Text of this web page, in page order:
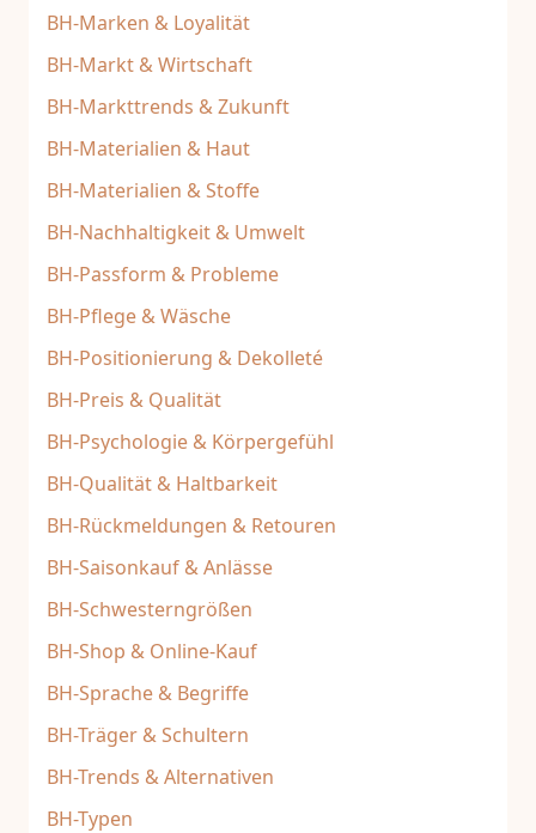
BH-Marken & Loyalität
BH-Markt & Wirtschaft
BH-Markttrends & Zukunft
BH-Materialien & Haut
BH-Materialien & Stoffe
BH-Nachhaltigkeit & Umwelt
BH-Passform & Probleme
BH-Pflege & Wäsche
BH-Positionierung & Dekolleté
BH-Preis & Qualität
BH-Psychologie & Körpergefühl
BH-Qualität & Haltbarkeit
BH-Rückmeldungen & Retouren
BH-Saisonkauf & Anlässe
BH-Schwesterngrößen
BH-Shop & Online-Kauf
BH-Sprache & Begriffe
BH-Träger & Schultern
BH-Trends & Alternativen
BH-Typen